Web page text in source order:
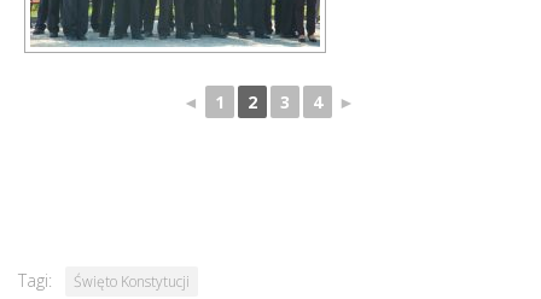
◄ 1 2 3 4 ►
Tagi: Święto Konstytucji